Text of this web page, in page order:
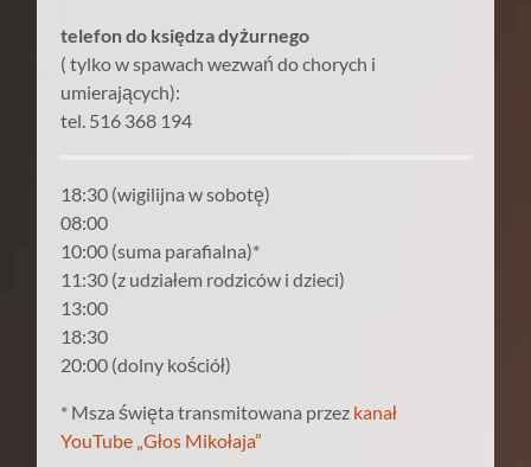
telefon do księdza dyżurnego
( tylko w spawach wezwań do chorych i
umierających):
tel. 516 368 194
18:30 (wigilijna w sobotę)
08:00
10:00 (suma parafialna)*
11:30 (z udziałem rodziców i dzieci)
13:00
18:30
20:00 (dolny kościół)
* Msza święta transmitowana przez kanał
YouTube „Głos Mikołaja”